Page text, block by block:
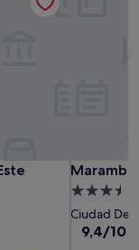
3.5-
Sterne-
Ciudad Del
9.4
9,4/10